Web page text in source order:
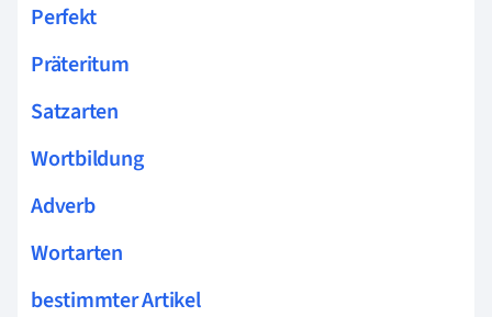
Perfekt
Präteritum
Satzarten
Wortbildung
Adverb
Wortarten
bestimmter Artikel